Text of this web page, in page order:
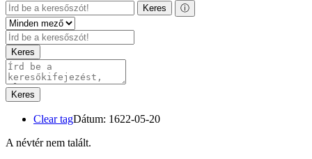
Keres ⓘ
Keres
Keres
Clear tagDátum: 1622-05-20
A névtér nem talált.